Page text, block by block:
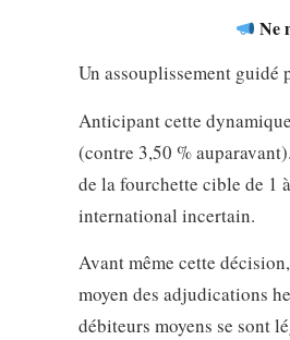
Ne
Un assouplissement guidé
Anticipant cette
(contre 3,50 %
de la fourchette cible de 1
international incertain.
Avant même cette
moyen des adjudications
débiteurs moyens se sont